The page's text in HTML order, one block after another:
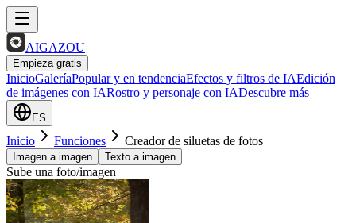
AIGAZOU
Empieza gratis
InicioGaleríaPopular y en tendenciaEfectos y filtros de IAEdición
de imágenes con IARostro y personaje con IADescubre más
ES
Inicio Funciones Creador de siluetas de fotos
Imagen a imagen Texto a imagen
Sube una foto/imagen